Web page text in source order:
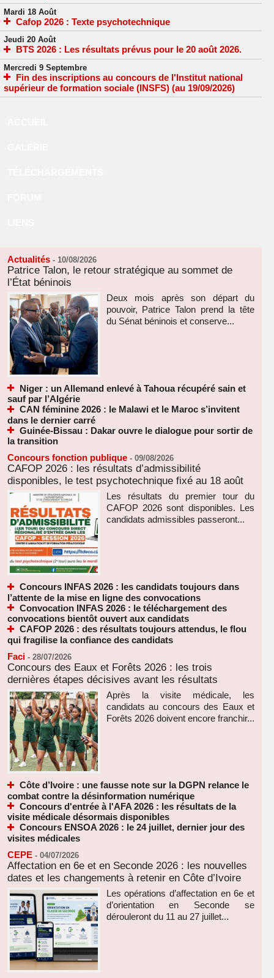
Mardi 18 Août
Cafop 2026 : Texte psychotechnique
Jeudi 20 Août
BTS 2026 : Les résultats prévus pour le 20 août 2026.
Mercredi 9 Septembre
Fin des inscriptions au concours de l'Institut national
supérieur de formation sociale (INSFS) (au 19/09/2026)
Actualités - 10/08/2026
Patrice Talon, le retour stratégique au sommet de
l’État béninois
Deux mois après son départ du
pouvoir, Patrice Talon prend la tête
du Sénat béninois et conserve...
Niger : un Allemand enlevé à Tahoua récupéré sain et
sauf par l’Algérie
CAN féminine 2026 : le Malawi et le Maroc s’invitent
dans le dernier carré
Guinée-Bissau : Dakar ouvre le dialogue pour sortir de
la transition
Concours fonction publique - 09/08/2026
CAFOP 2026 : les résultats d’admissibilité
disponibles, le test psychotechnique fixé au 18 août
Les résultats du premier tour du
CAFOP 2026 sont disponibles. Les
candidats admissibles passeront...
Concours INFAS 2026 : les candidats toujours dans
l’attente de la mise en ligne des convocations
Convocation INFAS 2026 : le téléchargement des
convocations bientôt ouvert aux candidats
CAFOP 2026 : des résultats toujours attendus, le flou
qui fragilise la confiance des candidats
Faci - 28/07/2026
Concours des Eaux et Forêts 2026 : les trois
dernières étapes décisives avant les résultats
Après la visite médicale, les
candidats au concours des Eaux et
Forêts 2026 doivent encore franchir...
Côte d’Ivoire : une fausse note sur la DGPN relance le
combat contre la désinformation numérique
Concours d'entrée à l'AFA 2026 : les résultats de la
visite médicale désormais disponibles
Concours ENSOA 2026 : le 24 juillet, dernier jour des
visites médicales
CEPE - 04/07/2026
Affectation en 6e et en Seconde 2026 : les nouvelles
dates et les changements à retenir en Côte d’Ivoire
Les opérations d’affectation en 6e et
d’orientation en Seconde se
dérouleront du 11 au 27 juillet...